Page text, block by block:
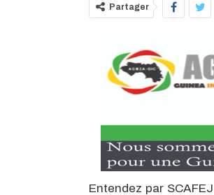
Partager
Entendez par